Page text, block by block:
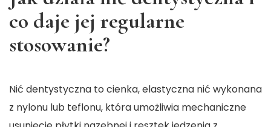
co daje jej regularne
stosowanie?
Nić dentystyczna to cienka, elastyczna nić wykonana
z nylonu lub teflonu, która umożliwia mechaniczne